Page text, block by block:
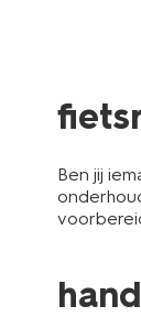
Ben jij